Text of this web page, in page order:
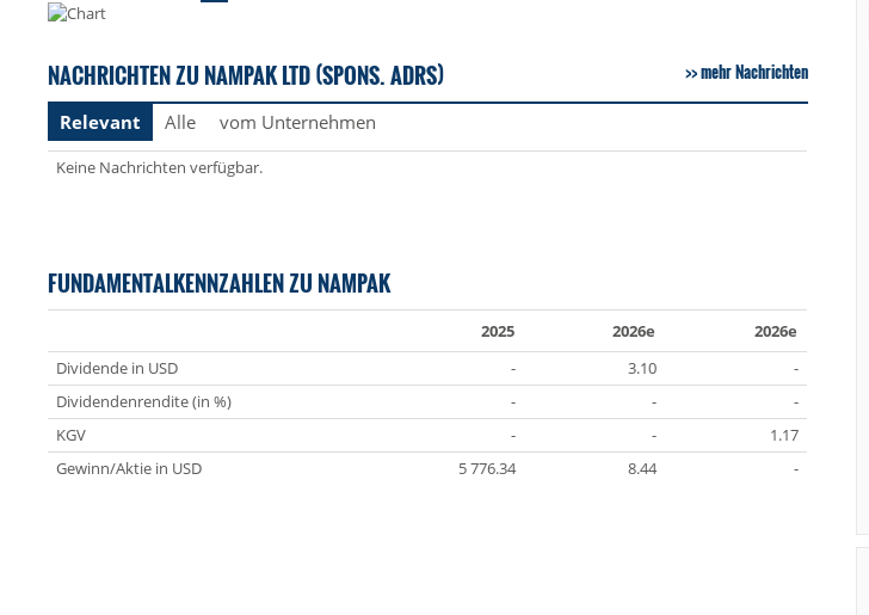
NACHRICHTEN ZU NAMPAK LTD (SPONS. ADRS) mehr Nachrichten
Relevant Alle vom Unternehmen
Keine Nachrichten verfügbar.
FUNDAMENTALKENNZAHLEN ZU NAMPAK
2025 2026e
2026e
Dividende in USD
- 3.10
-
Dividendenrendite (in %)
- -
-
KGV
- -
1.17
Gewinn/Aktie in USD
5 776.34 8.44 -